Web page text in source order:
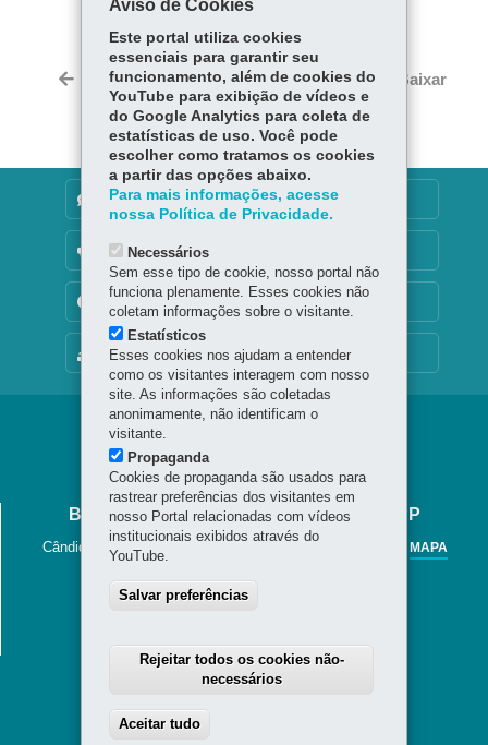
ce
bo
ok
Tw
itt
er
ts
Ap
p
Voltar Início Imprimir Baixar
MAPA DO SITE
DENUNCIE CORRUPÇÃO
OUVIDORIA
TRANSPARÊNCIA INSTITUCIONAL
Navegação
Jornal
Cândido
BIBLIOTECA PÚBLICA DO PARANÁ - BPP
Cândido Lopes, 133 - Centro MAPA
Horário de Atendimento
Sábados das 8h30 às 13h.
Aviso de Cookies
Este portal utiliza cookies
essenciais para garantir seu
funcionamento, além de cookies do
YouTube para exibição de vídeos e
do Google Analytics para coleta de
estatísticas de uso. Você pode
escolher como tratamos os cookies
a partir das opções abaixo.
Para mais informações, acesse
nossa Política de Privacidade.
Necessários
Sem esse tipo de cookie, nosso portal não
funciona plenamente. Esses cookies não
coletam informações sobre o visitante.
Estatísticos
Esses cookies nos ajudam a entender
como os visitantes interagem com nosso
site. As informações são coletadas
anonimamente, não identificam o
visitante.
Propaganda
Cookies de propaganda são usados para
rastrear preferências dos visitantes em
nosso Portal relacionadas com vídeos
institucionais exibidos através do
YouTube.
Salvar preferências
Rejeitar todos os cookies não-
necessários
Aceitar tudo